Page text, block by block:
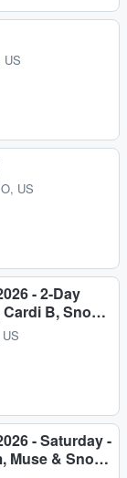
US
US
- 2-Day
Cardi B, Sno…
- Saturday -
Muse & Sno…